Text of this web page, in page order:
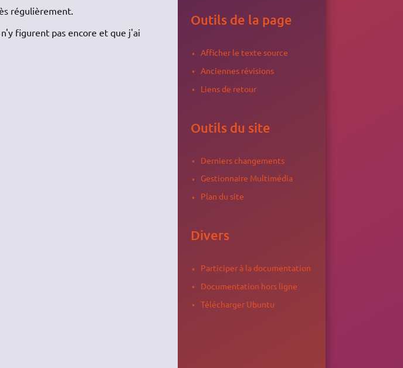
régulièrement.
figurent pas encore et que j'ai
Outils de la page
Afficher le texte source
Anciennes révisions
Liens de retour
Outils du site
Derniers changements
Gestionnaire Multimédia
Plan du site
Divers
Participer à la documentation
Documentation hors ligne
Télécharger Ubuntu